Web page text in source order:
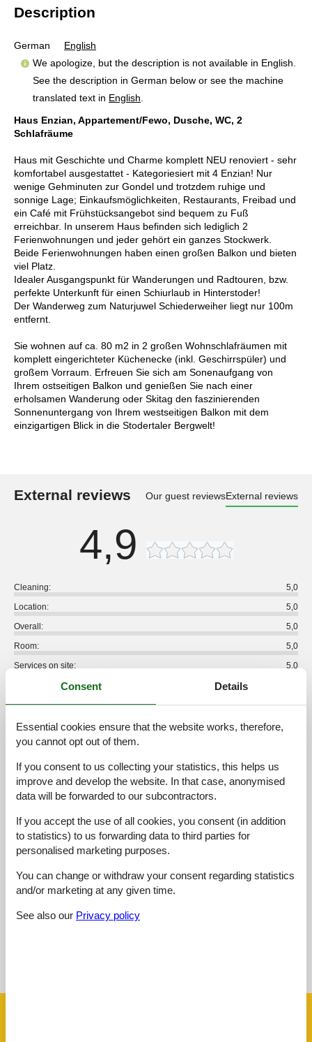
Description
German
English
We apologize, but the description is not available in English.
See the description in German below or see the machine
translated text in English
Haus Enzian, Appartement/Fewo, Dusche, WC, 2
Schlafräume
Haus mit Geschichte und Charme komplett NEU renoviert - sehr
komfortabel ausgestattet - Kategoriesiert mit 4 Enzian! Nur
wenige Gehminuten zur Gondel und trotzdem ruhige und
sonnige Lage; Einkaufsmöglichkeiten, Restaurants, Freibad und
ein Café mit Frühstücksangebot sind bequem zu Fuß
erreichbar. In unserem Haus befinden sich lediglich 2
Ferienwohnungen und jeder gehört ein ganzes Stockwerk.
Beide Ferienwohnungen haben einen großen Balkon und bieten
viel Platz.
Idealer Ausgangspunkt für Wanderungen und Radtouren, bzw.
perfekte Unterkunft für einen Schiurlaub in Hinterstoder!
Der Wanderweg zum Naturjuwel Schiederweiher liegt nur 100m
entfernt.
Sie wohnen auf ca. 80 m2 in 2 großen Wohnschlafräumen mit
komplett eingerichteter Küchenecke (inkl. Geschirrspüler) und
großem Vorraum. Erfreuen Sie sich am Sonenaufgang von
Ihrem ostseitigen Balkon und genießen Sie nach einer
erholsamen Wanderung oder Skitag den faszinierenden
Sonnenuntergang von Ihrem westseitigen Balkon mit dem
einzigartigen Blick in die Stodertaler Bergwelt!
External reviews Our guest reviewsExternal reviews
4,9
Cleaning:
5,0
Location:
5,0
Overall:
5,0
Room:
5,0
Services on site:
5,0
Value for money:
5,0
Room:
5 Services on site: 5 Value for money:
General:
durchdacht. Wir haben uns sehr wohl gefühlt und gut erholt. Das
Haus ist ruhig gelegen und zentrumsnah.
Overall: 5
Consent Details
Essential cookies ensure that the website works, therefore,
you cannot opt out of them.
If you consent to us collecting your statistics, this helps us
improve and develop the website. In that case, anonymised
data will be forwarded to our subcontractors.
If you accept the use of all cookies, you consent (in addition
to statistics) to us forwarding data to third parties for
personalised marketing purposes.
You can change or withdraw your consent regarding statistics
and/or marketing at any given time.
See also our Privacy policy